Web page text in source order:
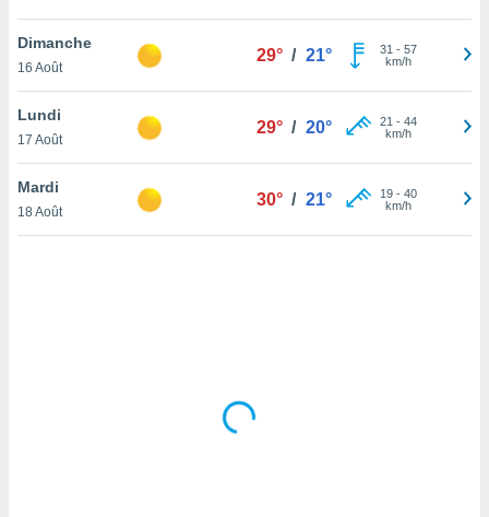
en
de
Dimanche
16 Août
29° / 21° 31 - 57
km/h
Lundi
17 Août
29° / 20° 21 - 44
km/h
Mardi
18 Août
30° / 21° 19- 40
km/h